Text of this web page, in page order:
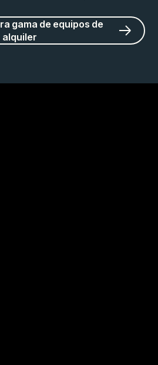
gama de equipos de
alquiler